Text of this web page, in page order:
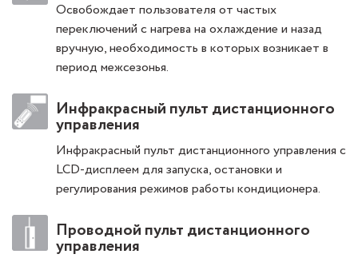
Освобождает пользователя от частых
переключений с нагрева на охлаждение и назад
вручную, необходимость в которых возникает в
период межсезонья.
Инфракрасный пульт дистанционного
управления
Инфракрасный пульт дистанционного управления с
LCD-дисплеем для запуска, остановки и
регулирования режимов работы кондиционера.
Проводной пульт дистанционного
управления